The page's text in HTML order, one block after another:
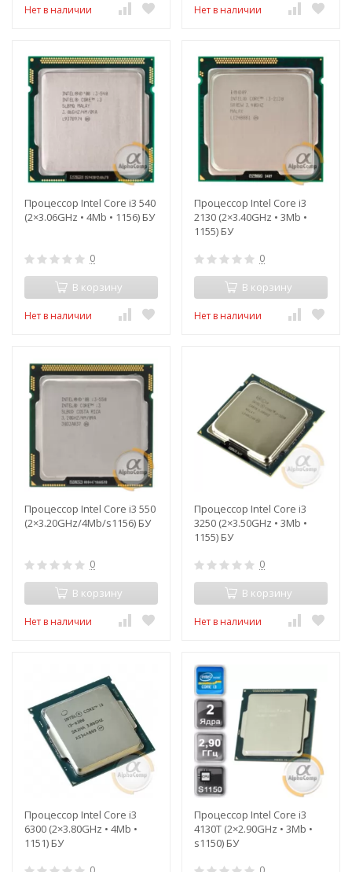
Нет в наличии Нет в наличии
Процессор Intel Core i3 540
(2×3.06GHz • 4Mb • 1156) БУ
0
В корзину
Нет в наличии
Процессор Intel Core i3
2130 (2×3.40GHz • 3Mb •
1155) БУ
0
В корзину
Нет в наличии
Процессор Intel Core i3 550
(2×3.20GHz/4Mb/s1156) БУ
0
В корзину
Нет в наличии
Процессор Intel Core i3
3250 (2×3.50GHz • 3Mb •
1155) БУ
0
В корзину
Нет в наличии
Процессор Intel Core i3
6300 (2×3.80GHz • 4Mb •
1151) БУ
Процессор Intel Core i3
4130T (2×2.90GHz • 3Mb •
s1150) БУ